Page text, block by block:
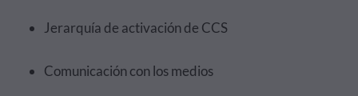
Jerarquía de activación de CCS
Comunicación con los medios